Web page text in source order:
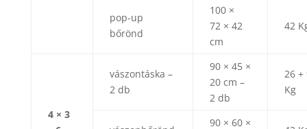
pop-up
bőrönd
100 ×
72 × 42
cm
42
4 × 3
vászontáska –
2 db
90 × 45 ×
20 cm –
2 db
26 +
Kg
90 × 60 ×